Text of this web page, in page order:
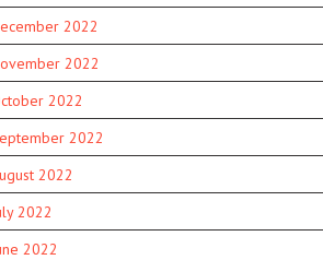
2022
2022
2022
2022
2022
2022
2022